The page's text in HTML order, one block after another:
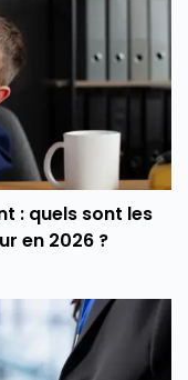
: quels sont les
en 2026 ?